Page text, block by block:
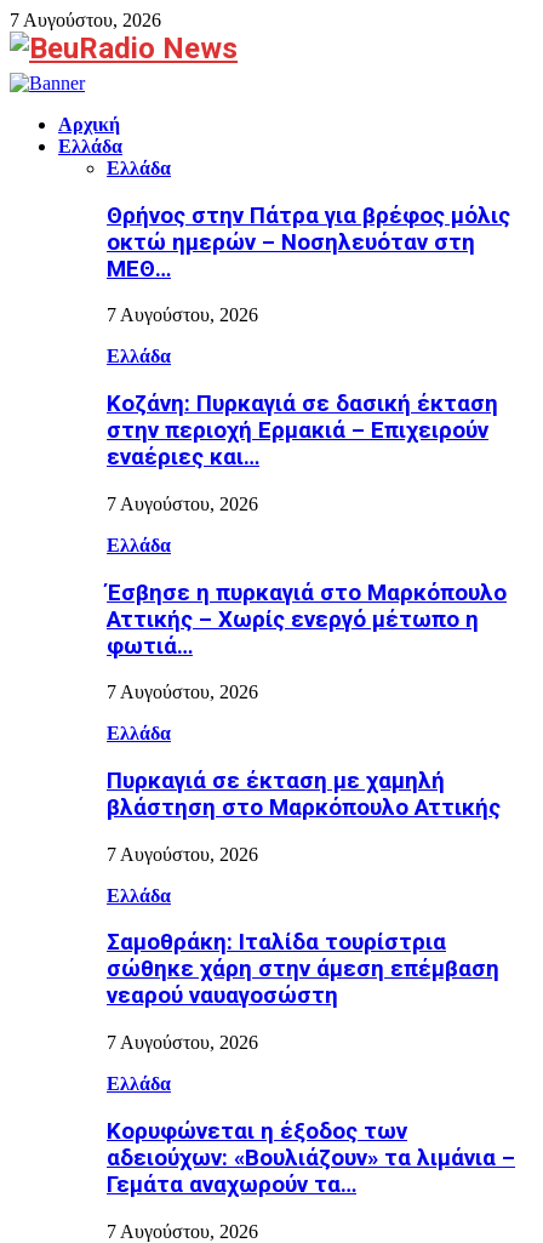
7 Αυγούστου, 2026
Facebook
Αρχική
Ελλάδα
Ελλάδα
Θρήνος στην Πάτρα για βρέφος μόλις
οκτώ ημερών – Νοσηλευόταν στη
ΜΕΘ…
7 Αυγούστου, 2026
Ελλάδα
Κοζάνη: Πυρκαγιά σε δασική έκταση
στην περιοχή Ερμακιά – Επιχειρούν
εναέριες και…
7 Αυγούστου, 2026
Ελλάδα
Έσβησε η πυρκαγιά στο Μαρκόπουλο
Αττικής – Χωρίς ενεργό μέτωπο η
φωτιά…
7 Αυγούστου, 2026
Ελλάδα
Πυρκαγιά σε έκταση με χαμηλή
βλάστηση στο Μαρκόπουλο Αττικής
7 Αυγούστου, 2026
Ελλάδα
Σαμοθράκη: Ιταλίδα τουρίστρια
σώθηκε χάρη στην άμεση επέμβαση
νεαρού ναυαγοσώστη
7 Αυγούστου, 2026
Ελλάδα
Κορυφώνεται η έξοδος των
αδειούχων: «Βουλιάζουν» τα λιμάνια –
Γεμάτα αναχωρούν τα…
7 Αυγούστου, 2026